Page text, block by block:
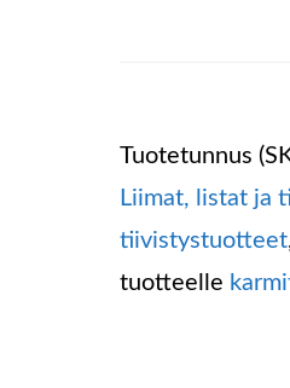
Tuotetunnus
Liimat, listat ja
tiivistystuotteet
tuotteelle